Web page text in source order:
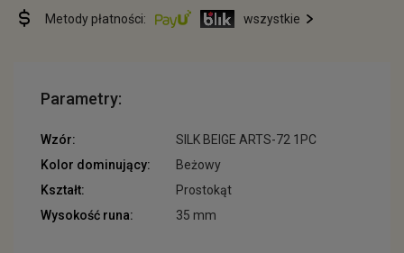
Metody płatności: wszystkie
Parametry:
Wzór:
SILK BEIGE ARTS-72 1PC
Kolor dominujący:
Beżowy
Kształt:
Prostokąt
Wysokość runa:
35 mm